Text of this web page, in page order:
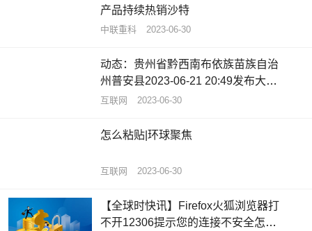
产品持续热销沙特
中联重科 2023-06-30
动态：贵州省黔西南布依族苗族自治
州普安县2023-06-21 20:49发布大雾
黄色预警
互联网 2023-06-30
怎么粘贴|环球聚焦
互联网 2023-06-30
【全球时快讯】Firefox火狐浏览器打
不开12306提示您的连接不安全怎么